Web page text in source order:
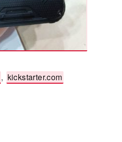
, kickstarter.com